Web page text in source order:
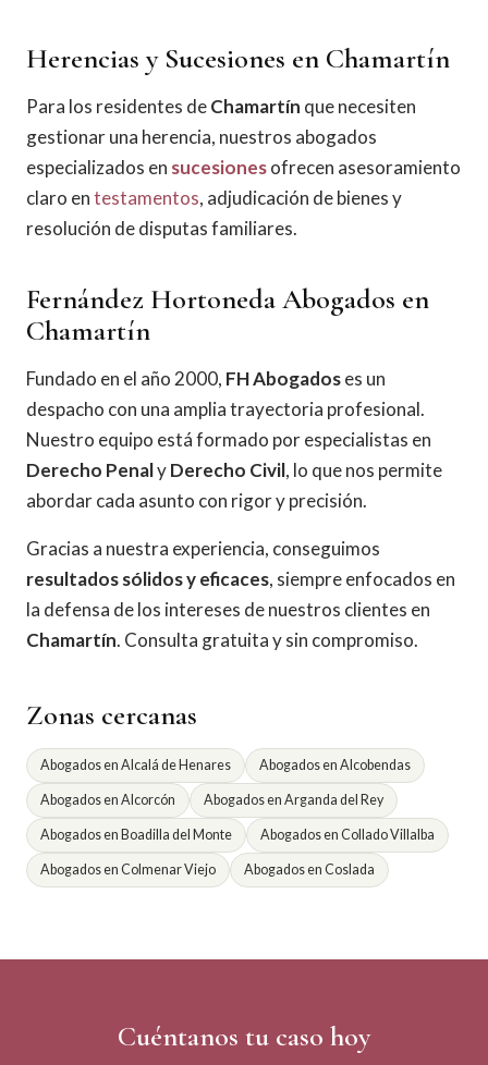
Herencias y Sucesiones en Chamartín
Para los residentes deChamartín que necesiten
gestionar una herencia, nuestros abogados
especializados en sucesionesofrecen asesoramiento
claro entestamentos, adjudicación de bienes y
resolución de disputas familiares.
Fernández Hortoneda Abogados en
Chamartín
Fundado en el año 2000, FH Abogadoses un
despacho con una amplia trayectoria profesional.
Nuestro equipo está formado por especialistas en
Derecho PenalyDerecho Civil, lo que nos permite
abordar cada asunto con rigor y precisión.
Gracias a nuestra experiencia, conseguimos
resultados sólidos y eficaces, siempre enfocados en
la defensa de los intereses de nuestros clientes en
Chamartín. Consulta gratuita y sin compromiso.
Zonas cercanas
Abogados en Alcalá de Henares Abogados en Alcobendas
Abogados en Alcorcón Abogados en Arganda del Rey
Abogados en Boadilla del Monte Abogados en Collado Villalba
Abogados en Colmenar Viejo Abogados en Coslada
Cuéntanos tu caso hoy